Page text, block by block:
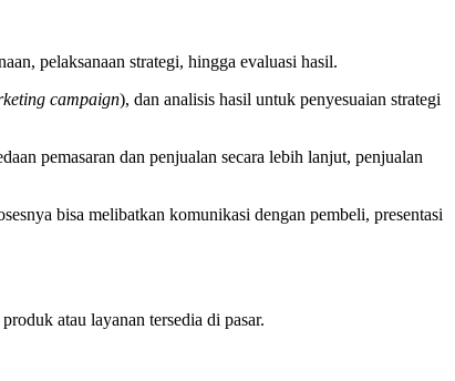
pelaksanaan strategi, hingga evaluasi hasil.
campaign), dan analisis hasil untuk penyesuaian strategi
pemasaran dan penjualan secara lebih lanjut, penjualan
bisa melibatkan komunikasi dengan pembeli, presentasi
atau layanan tersedia di pasar.